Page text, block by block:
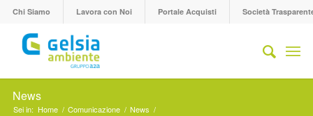
Chi Siamo Lavora con Noi Portale Acquisti Società
News
Sei in: Home / Comunicazione / News /